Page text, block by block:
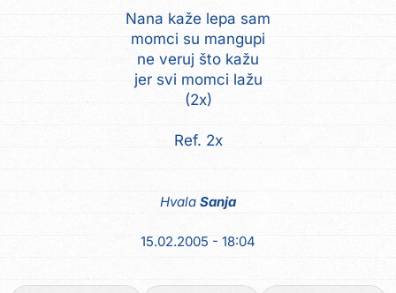
Nana kaže lepa sam
momci su mangupi
ne veruj što kažu
jer svi momci lažu
(2x)
Ref. 2x
Hvala Sanja
15.02.2005 - 18:04